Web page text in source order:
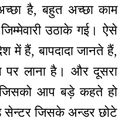
है, बहुत अच्छा काम
उठाके गई। ऐसे
में हैं, बापदादा जानते हैं,
पर लाना है। और दूसरा
आप बड़े कहते हो
सेन्टर जिसके अन्डर छोटे